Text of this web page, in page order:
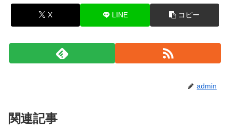
X LINE コピー
admin
関連記事